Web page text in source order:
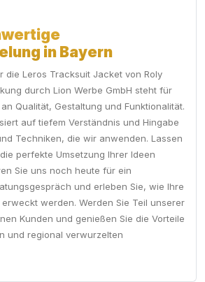
in Bayern
die Leros Tracksuit Jacket von Roly
durch Lion Werbe GmbH steht für
Qualität, Gestaltung und Funktionalität.
auf tiefem Verständnis und Hingabe
Techniken, die wir anwenden. Lassen
perfekte Umsetzung Ihrer Ideen
Sie uns noch heute für ein
und erleben Sie, wie Ihre
werden. Werden Sie Teil unserer
Kunden und genießen Sie die Vorteile
und regional verwurzelten